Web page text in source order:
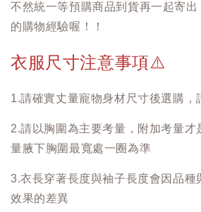
不然統一等預購商品到貨再一起寄
的購物經驗喔！！
衣服尺寸注意事項⚠️
1.請確實丈量寵物身材尺寸後選購，
2.請以胸圍為主要考量，附加考量才
量腋下胸圍最寬處一圈為準
3.衣長穿著長度與袖子長度會因品種
效果的差異